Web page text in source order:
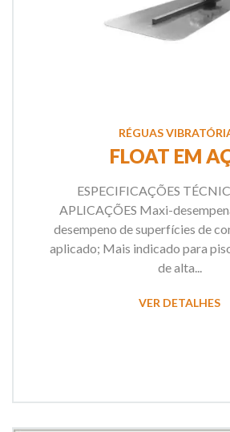
RÉGUAS
FLOAT EM
ESPECIFICAÇÕES
APLICAÇÕES Maxi-
desempeno de superfícies de
aplicado; Mais indicado para
de alta...
VER DETALHES